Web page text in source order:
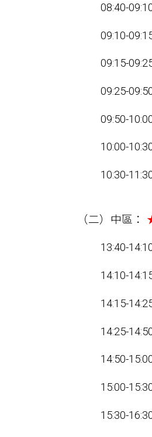
08:40-
09:10-
09:15-
09:25-
09:50-
10:00-
10:30-
（二）中區：
13:40-
14:10-
14:15-
14:25-
14:50-
15:00-
15:30-